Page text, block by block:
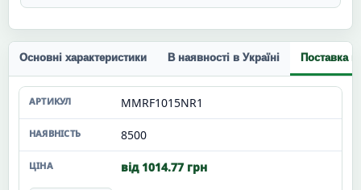
Основні характеристики В наявності в Україні Поставка
MMRF1015NR1
8500
від 1014.77 грн